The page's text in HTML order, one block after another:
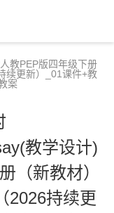
教PEP版四年级下册
续更新）_01课件+教
案
教学设计)
（新教材）
2026持续更